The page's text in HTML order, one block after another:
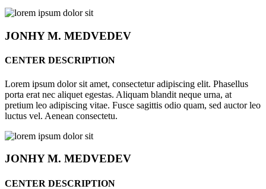
JONHYM. MEDVEDEV
CENTER DESCRIPTION
Lorem ipsum dolor sit amet, consectetur adipiscing elit. Phasellus
porta erat nec aliquet egestas. Aliquam blandit neque urna, at
pretium leo adipiscing vitae. Fusce sagittis odio quam, sed auctor leo
luctus vel. Aenean consectetu.
JONHYM. MEDVEDEV
CENTER DESCRIPTION